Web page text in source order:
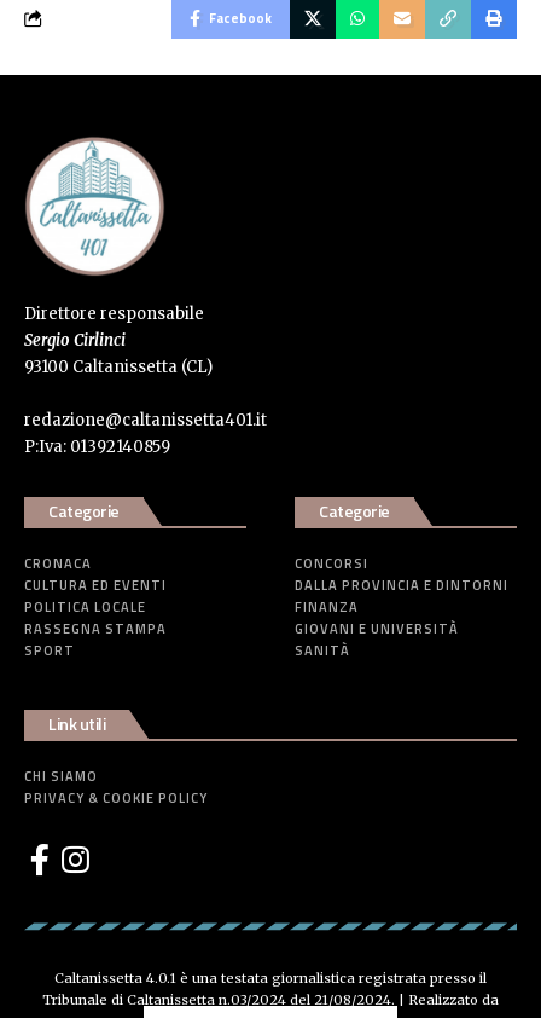
Facebook
Direttore responsabile
Sergio Cirlinci
93100 Caltanissetta (CL)
redazione@caltanissetta401.it
P:Iva: 01392140859
Categorie
CRONACA
CULTURA ED EVENTI
POLITICA LOCALE
RASSEGNA STAMPA
SPORT
Categorie
CONCORSI
DALLA PROVINCIA E DINTORNI
FINANZA
GIOVANI E UNIVERSITÀ
SANITÀ
Link utili
CHI SIAMO
PRIVACY & COOKIE POLICY
Caltanissetta 4.0.1 è una testata giornalistica registrata presso il
Tribunale di Caltanissetta n.03/2024 del 21/08/2024. | Realizzato da